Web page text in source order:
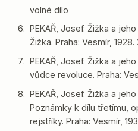
volné dílo
PEKAŘ, Josef. Žižka a
Žižka. Praha: Vesmír,
PEKAŘ, Josef. Žižka a
vůdce revoluce. Praha:
PEKAŘ, Josef. Žižka a
Poznámky k dílu třetímu,
rejstříky. Praha: Vesmír,